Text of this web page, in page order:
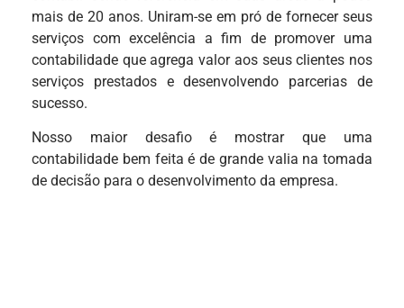
mais de 20 anos. Uniram-se em pró de fornecer seus
serviços com excelência a fim de promover uma
contabilidade que agrega valor aos seus clientes nos
serviços prestados e desenvolvendo parcerias de
sucesso.
Nosso maior desafio é mostrar que uma
contabilidade bem feita é de grande valia na tomada
de decisão para o desenvolvimento da empresa.